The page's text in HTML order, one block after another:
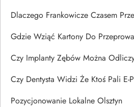
Dlaczego Frankowicze Czasem
Gdzie Wziąć Kartony Do
Czy Implanty Zębów Można
Czy Dentysta Widzi Że Ktoś Pali E-
Pozycjonowanie Lokalne Olsztyn